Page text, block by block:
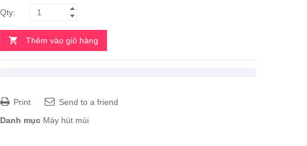
Thêm vào giỏ hàng
Print
Send to a friend
Danh mục Máy hút mùi